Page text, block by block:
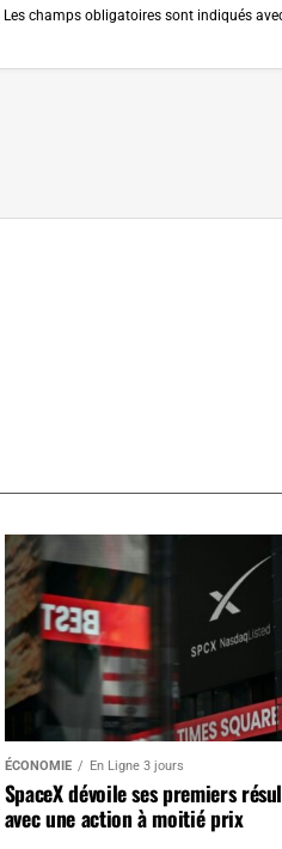
Les champs obligatoires sont indiqués
ÉCONOMIE En Ligne 3 jours
SpaceX dévoile ses premiers
avec une action à moitié prix